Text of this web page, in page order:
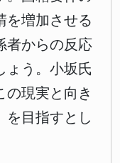
を増加させる
者からの反応
ょう。小坂氏
の現実と向き
を目指すとし